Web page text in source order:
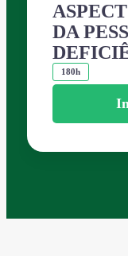
DA
180h